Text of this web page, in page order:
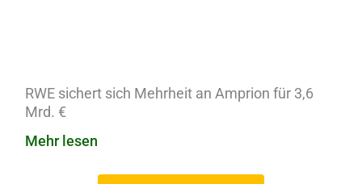
RWE sichert sich Mehrheit an Amprion für 3,6
Mrd. €
Mehr lesen